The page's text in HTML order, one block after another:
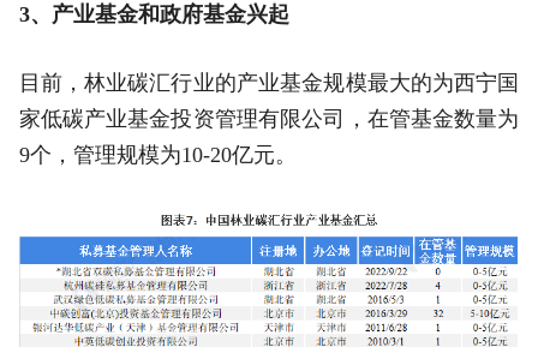
3、产业基金和政府基金兴起
目前，林业碳汇行业的产业基金规模最大的为西宁国
家低碳产业基金投资管理有限公司，在管基金数量为
9个，管理规模为10-20亿元。